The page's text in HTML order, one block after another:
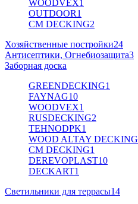
WOODVEX1
OUTDOOR1
CM DECKING2
Хозяйственные постройки24
Антисептики, Огнебиозащита3
Заборная доска
GREENDECKING1
FAYNAG10
WOODVEX1
RUSDECKING2
TEHNODPK1
WOOD ALTAY DECKING
CM DECKING1
DEREVOPLAST10
DECKART1
Светильники для террасы14